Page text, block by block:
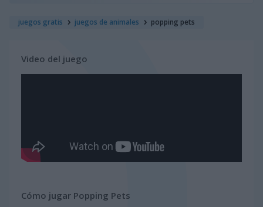
juegos gratis juegos de animales popping pets
Video del juego
Cómo jugar Popping Pets